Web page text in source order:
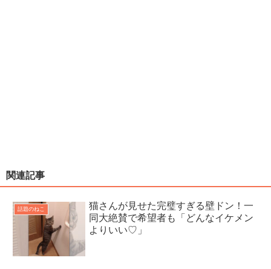
関連記事
話題のねこ
猫さんが見せた完璧すぎる壁ドン！一
同大絶賛で希望者も「どんなイケメン
よりいい♡」